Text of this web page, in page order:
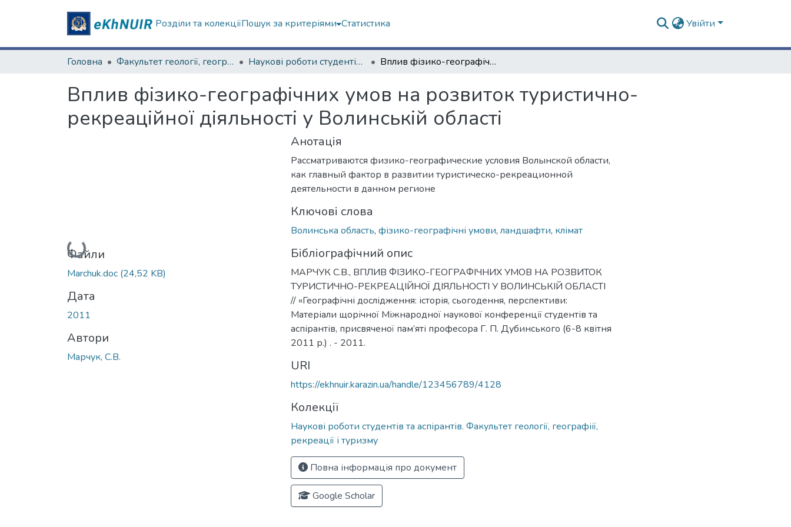
Розділи та колекціїПошук за критеріями Статистика Увійти
Головна Факультет геології, географіії, рекреації і туризму Наукові роботи студентів та аспірантів. Факультет геології, географіії, рекреації і туризму Вплив фізико-географічних умов на розвиток туристично-рекреаційної діяльності у Волинській області
Вплив фізико-географічних умов на розвиток туристично-
рекреаційної діяльності у Волинській області
Вантажиться...
Файли
Marchuk.doc (24,52 KB)
Дата
2011
Автори
Марчук, С.В.
Анотація
Рассматриваются физико-географические условия Волынской области,
как главный фактор в развитии туристическо-рекреационной
деятельности в данном регионе
Ключові слова
Волинська область, фізико-географічні умови, ландшафти, клімат
Бібліографічний опис
МАРЧУК С.В., ВПЛИВ ФІЗИКО-ГЕОГРАФІЧНИХ УМОВ НА РОЗВИТОК
ТУРИСТИЧНО-РЕКРЕАЦІЙНОЇ ДІЯЛЬНОСТІ У ВОЛИНСЬКІЙ ОБЛАСТІ
// «Географічні дослідження: історія, сьогодення, перспективи:
Матеріали щорічної Міжнародної наукової конференції студентів та
аспірантів, присвяченої пам’яті професора Г. П. Дубинського (6-8 квітня
2011 р.) . - 2011.
URI
https://ekhnuir.karazin.ua/handle/123456789/4128
Колекції
Наукові роботи студентів та аспірантів. Факультет геології, географіії,
рекреації і туризму
Повна інформація про документ
Google Scholar